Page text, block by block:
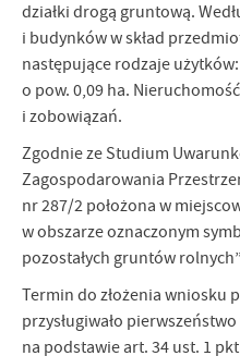
działki drogą gruntową.
i budynków w skład
następujące rodzaje użytków:
o pow. 0,09 ha.
i zobowiązań.
Zgodnie ze Studium
Zagospodarowania
nr 287/2 położona w
w obszarze oznaczonym
pozostałych gruntów
Termin do złożenia wniosku
przysługiwało
na podstawie art. 34 ust. 1